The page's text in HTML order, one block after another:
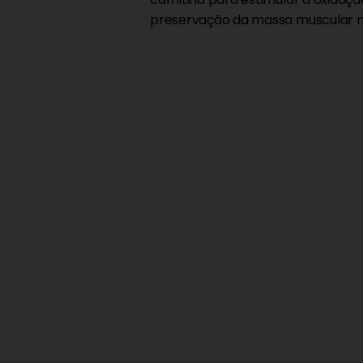
preservação da massa muscular